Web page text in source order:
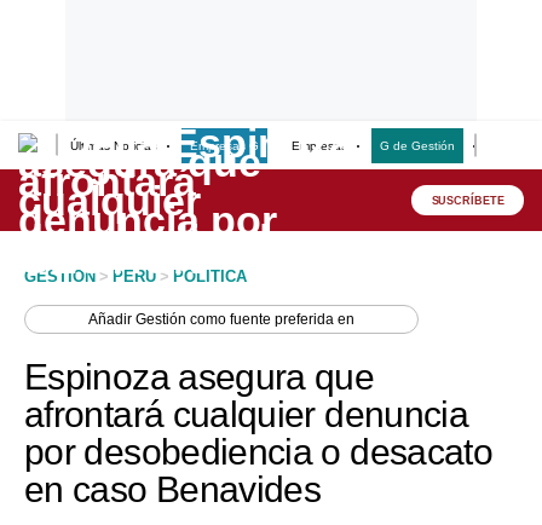
Últimas Noticias Empresas G Empresas G de Gestión
Lo último
Peru Quiosco
Economía
Mercados
Perú
SUSCRÍBETE
GESTION > PERU > POLITICA
AñadirGestión como fuente preferida en
Espinoza asegura que
afrontará cualquier denuncia
por desobediencia o desacato
en caso Benavides